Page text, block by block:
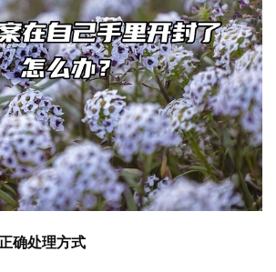
确处理方式